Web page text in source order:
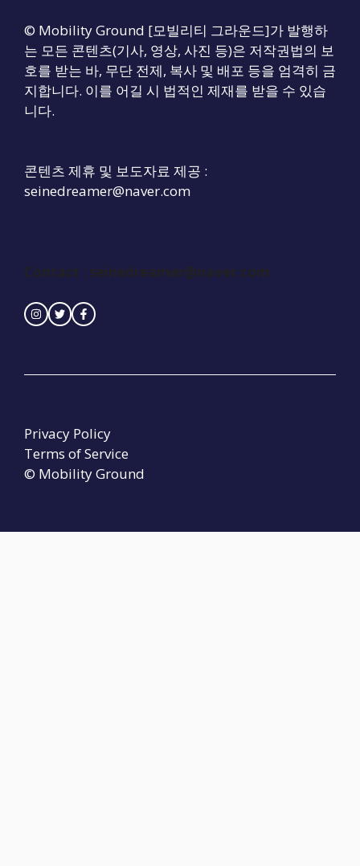
© Mobility Ground [모빌리티 그라운드]가 발행하
는 모든 콘텐츠(기사, 영상, 사진 등)은 저작권법의 보
호를 받는 바, 무단 전제, 복사 및 배포 등을 엄격히 금
지합니다. 이를 어길 시 법적인 제재를 받을 수 있습
니다.
콘텐츠 제휴 및 보도자료 제공 :
seinedreamer@naver.com
Contact : seinedreamer@naver.com
© Mobility Ground
Privacy Policy
Terms of Service